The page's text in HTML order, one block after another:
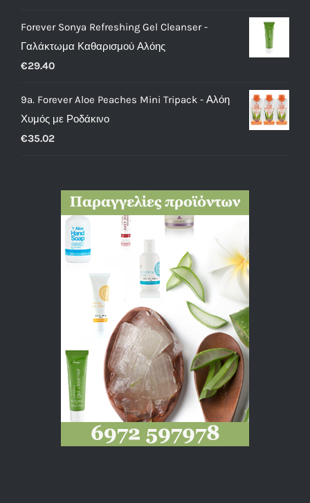
Forever Sonya Refreshing Gel Cleanser -
Γαλάκτωμα Καθαρισμού Αλόης
€29.40
9a. Forever Aloe Peaches Mini Tripack - Αλόη
Χυμός με Ροδάκινο
€35.02